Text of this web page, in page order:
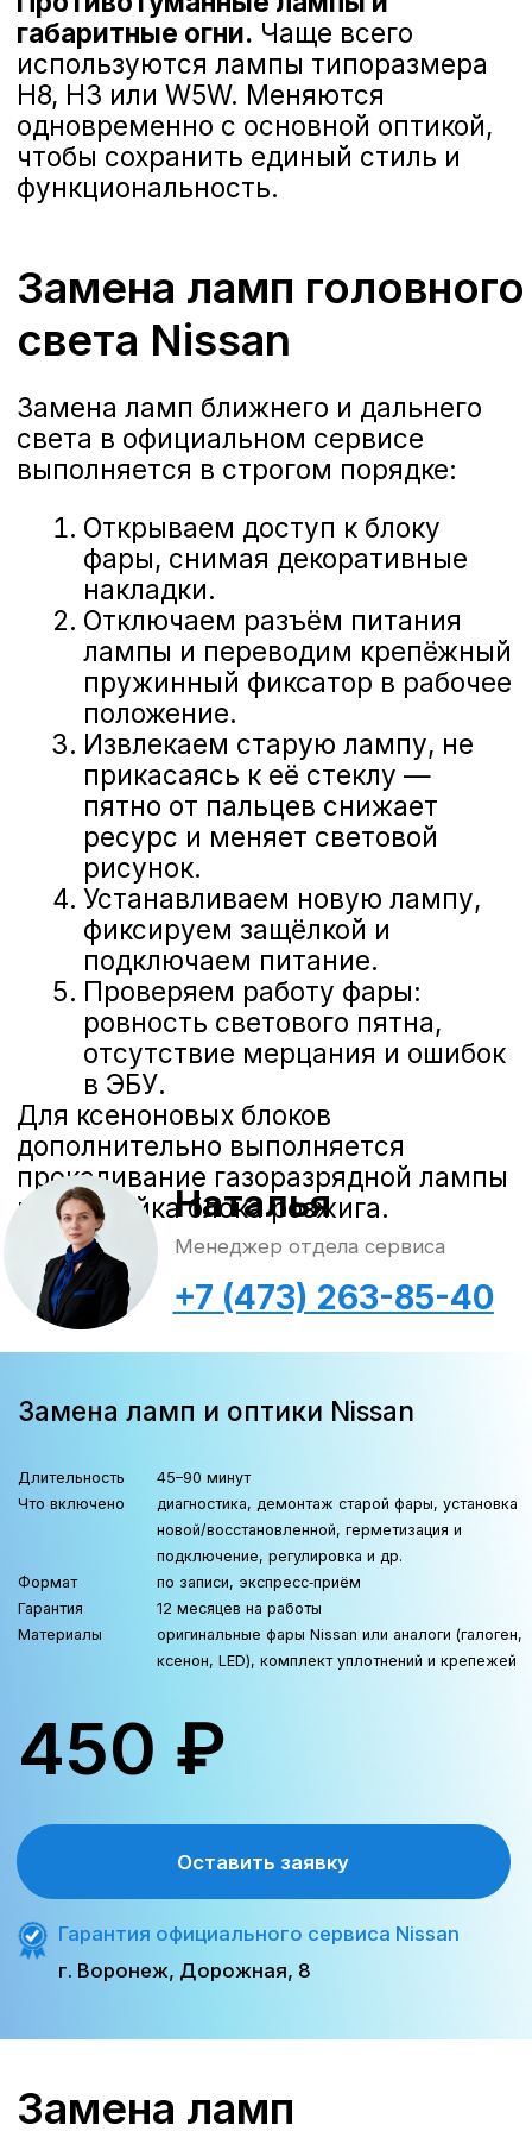
Замена ламп
для разных
моделей Ниссан
Гарантия официального сервиса Nissan
г. Воронеж, Дорожная, 8
ДИАГНОСТИКА
АВТОМОБИЛЯ NISSAN
ЗА 999 РУБЛЕЙ
Проверка уровней тех.
жидкостей
Уровень / состояние
охлаждающей жидкости
Уровень / состояние жидкости ГУР
(визуально);
Электропроводка
и оборудование
Записаться на ТО
Записаться на ТО
Контроль функций внешнего и
внутреннего освещения;
Проверка работоспособности и
эффективности климатической
установки;
Считывание неисправностей
блоков управления.
Шаровые опоры (люфт);